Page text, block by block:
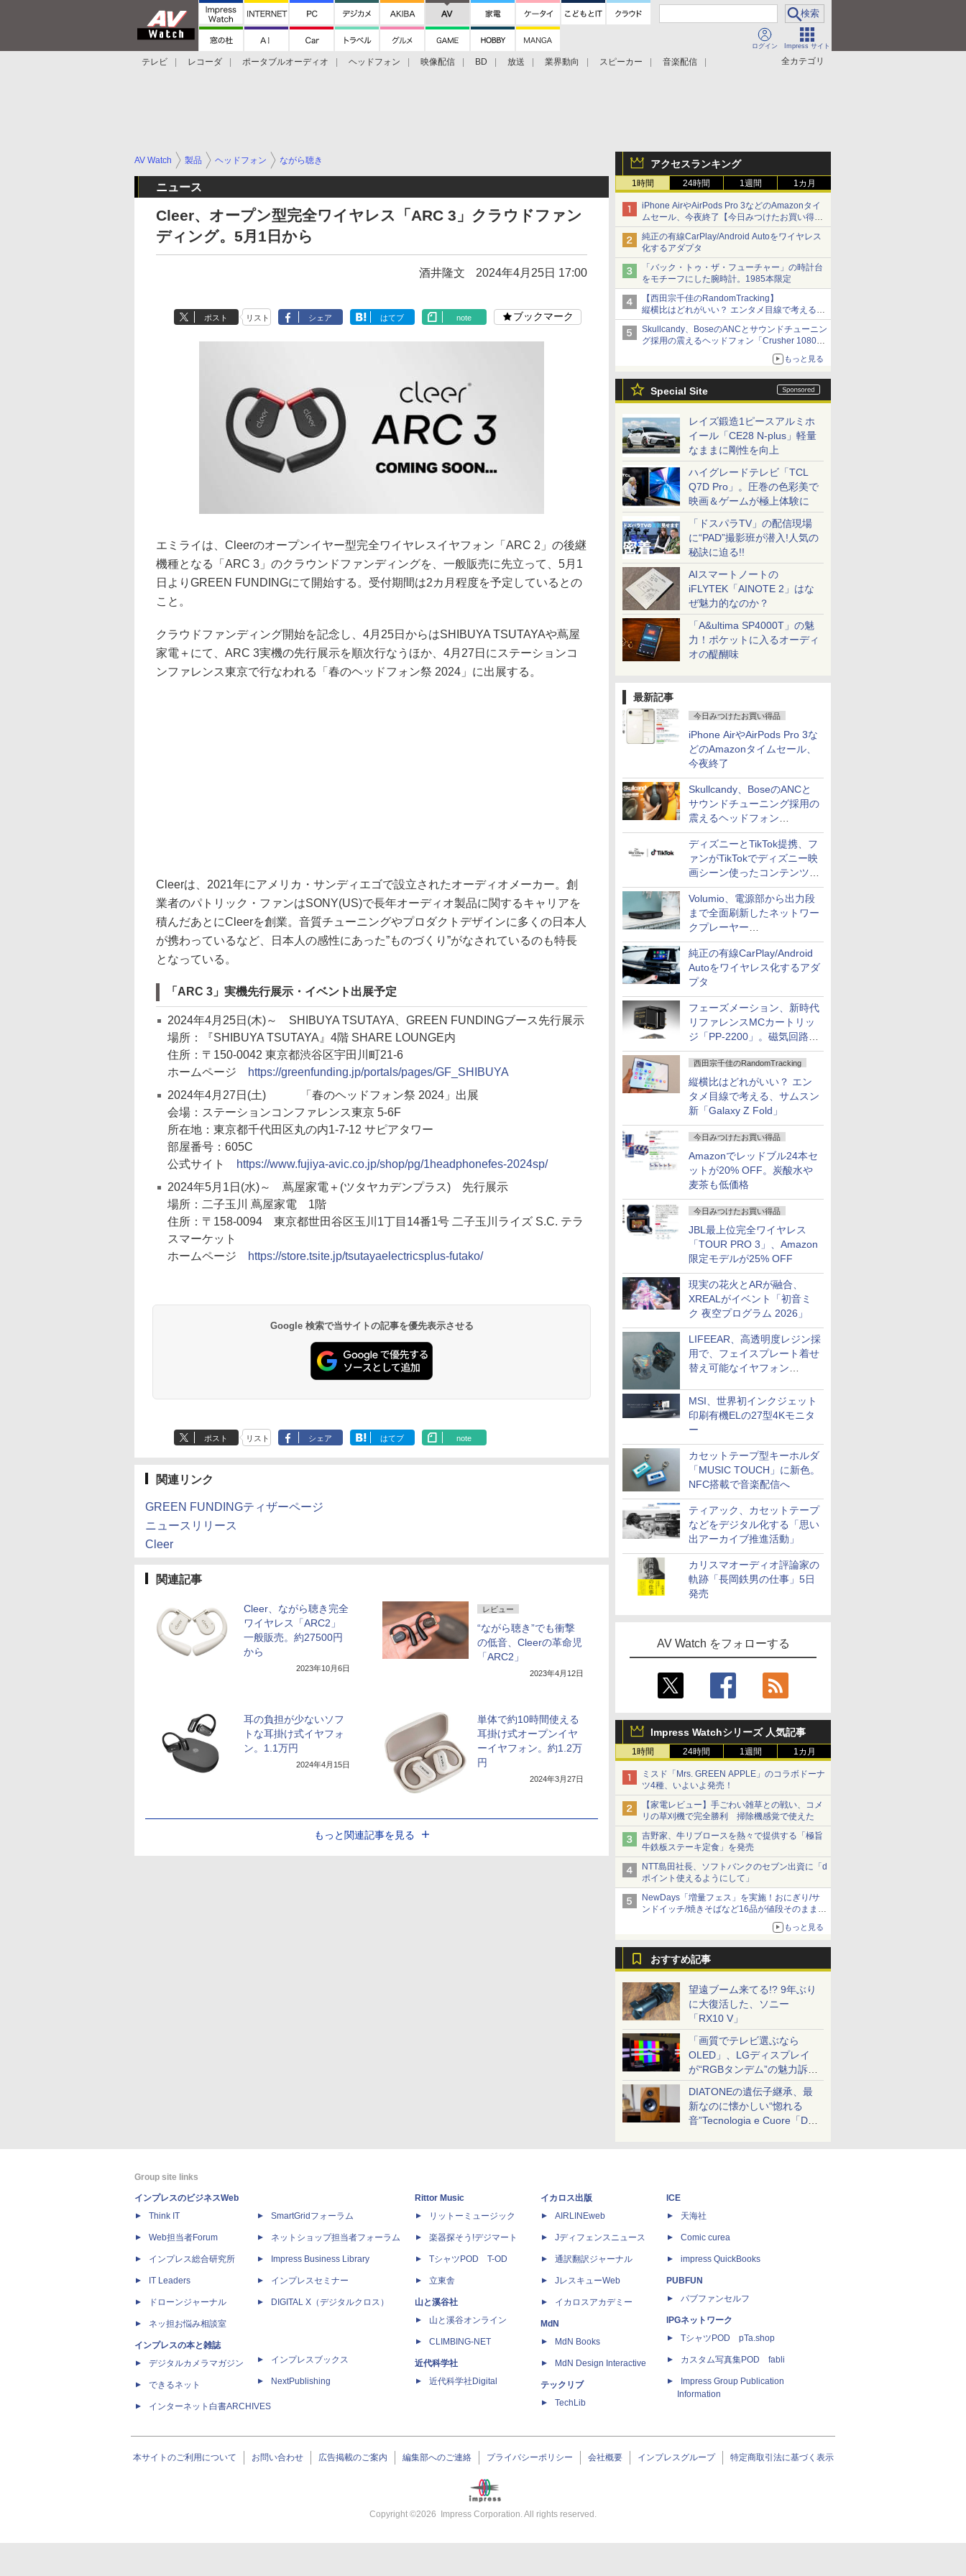
ログイン Impress サイト
全カテゴリ
テレビ レコーダ ポータブルオーディオ ヘッドフォン 映像配信 BD 放送 業界動向 スピーカー
音楽配信
アクセスランキング
1時間 24時間 1週間 1カ月
iPhone AirやAirPods Pro 3などのAmazonタイ
ムセール、今夜終了【今日みつけたお買い得
品】
純正の有線CarPlay/Android Autoをワイヤレス
化するアダプタ
「バック・トゥ・ザ・フューチャー」の時計台
をモチーフにした腕時計。1985本限定
【西田宗千佳のRandomTracking】
縦横比はどれがいい？ エンタメ目線で考える、
サムスン新「Galaxy Z Fold」
Skullcandy、BoseのANCとサウンドチューニン
グ採用の震えるヘッドフォン「Crusher 1080
もっと見る
Special Site
レイズ鍛造1ピースアルミホ
イール「CE28 N-plus」軽量
なままに剛性を向上
ハイグレードテレビ「TCL
Q7D Pro」。圧巻の色彩美で
映画＆ゲームが極上体験に
「ドスパラTV」の配信現場
に“PAD”撮影班が潜入!人気の
秘訣に迫る!!
AIスマートノートの
iFLYTEK「AINOTE 2」はな
ぜ魅力的なのか？
「A&ultima SP4000T」の魅
力！ポケットに入るオーディ
オの醍醐味
最新記事
今日みつけたお買い得品
iPhone AirやAirPods Pro 3な
どのAmazonタイムセール、
今夜終了
Skullcandy、BoseのANCと
サウンドチューニング採用の
震えるヘッドフォン
「Crusher 1080 ANC」
ディズニーとTikTok提携、フ
ァンがTikTokでディズニー映
画シーン使ったコンテンツ制
作、Disney+にも配信
Volumio、電源部から出力段
まで全面刷新したネットワー
クプレーヤー
「Primo（2026）」
純正の有線CarPlay/Android
Autoをワイヤレス化するアダ
プタ
フェーズメーション、新時代
リファレンスMCカートリッ
ジ「PP-2200」。磁気回路や
ハウジングを根本から見直し
西田宗千佳のRandomTracking
縦横比はどれがいい？ エン
タメ目線で考える、サムスン
新「Galaxy Z Fold」
今日みつけたお買い得品
Amazonでレッドブル24本セ
ットが20% OFF。炭酸水や
麦茶も低価格
今日みつけたお買い得品
JBL最上位完全ワイヤレス
「TOUR PRO 3」、Amazon
限定モデルが25% OFF
現実の花火とARが融合、
XREALがイベント「初音ミ
ク 夜空プログラム 2026」
LIFEEAR、高透明度レジン採
用で、フェイスプレート着せ
替え可能なイヤフォン
MSI、世界初インクジェット
印刷有機ELの27型4Kモニタ
ー
カセットテープ型キーホルダ
「MUSIC TOUCH」に新色。
NFC搭載で音楽配信へ
ティアック、カセットテープ
などをデジタル化する「思い
出アーカイブ推進活動」
カリスマオーディオ評論家の
軌跡「長岡鉄男の仕事」5日
発売
AV Watch をフォローする
Impress Watchシリーズ 人気記事
1時間 24時間 1週間 1カ月
ミスド「Mrs. GREEN APPLE」のコラボドーナ
ツ4種、いよいよ発売！
【家電レビュー】手ごわい雑草との戦い、コメ
リの草刈機で完全勝利 掃除機感覚で使えた
吉野家、牛リブロースを熱々で提供する「極旨
牛鉄板ステーキ定食」を発売
NTT島田社長、ソフトバンクのセブン出資に「d
ポイント使えるようにして」
NewDays「増量フェス」を実施！おにぎり/サ
ンドイッチ/焼きそばなど16品が値段そのままで
もっと見る
おすすめ記事
望遠ブーム来てる!? 9年ぶり
に大復活した、ソニー
「RX10 V」
「画質でテレビ選ぶなら
OLED」、LGディスプレイ
が“RGBタンデム”の魅力訴
求。液晶とのガチ比較も
DIATONEの遺伝子継承、最
新なのに懐かしい“惚れる
音”Tecnologia e Cuore「DS-
AV Watch 製品 ヘッドフォン ながら聴き
ニュース
Cleer、オープン型完全ワイヤレス「ARC 3」クラウドファン
ディング。5月1日から
酒井隆文 2024年4月25日 17:00
ポスト リスト シェア はてブ note ブックマーク
エミライは、Cleerのオープンイヤー型完全ワイヤレスイヤフォン「ARC 2」の後継
機種となる「ARC 3」のクラウンドファンディングを、一般販売に先立って、5月1
日よりGREEN FUNDINGにて開始する。受付期間は2カ月程度を予定しているとの
こと。
クラウドファンディング開始を記念し、4月25日からはSHIBUYA TSUTAYAや蔦屋
家電＋にて、ARC 3実機の先行展示を順次行なうほか、4月27日にステーションコ
ンファレンス東京で行なわれる「春のヘッドフォン祭 2024」に出展する。
Cleerは、2021年にアメリカ・サンディエゴで設立されたオーディオメーカー。創
業者のパトリック・ファンはSONY(US)で長年オーディオ製品に関するキャリアを
積んだあとにCleerを創業。音質チューニングやプロダクトデザインに多くの日本人
が携わっているなど、日本人の感性にあった”ものづくり”がなされているのも特長
となっている。
「ARC 3」実機先行展示・イベント出展予定
2024年4月25日(木)～ SHIBUYA TSUTAYA、GREEN FUNDINGブース先行展示
場所：『SHIBUYA TSUTAYA』4階 SHARE LOUNGE内
住所：〒150-0042 東京都渋谷区宇田川町21-6
ホームページ
https://greenfunding.jp/portals/pages/GF_SHIBUYA
2024年4月27日(土) 「春のヘッドフォン祭 2024」出展
会場：ステーションコンファレンス東京 5-6F
所在地：東京都千代田区丸の内1-7-12 サピアタワー
部屋番号：605C
公式サイト
https://www.fujiya-avic.co.jp/shop/pg/1headphonefes-2024sp/
2024年5月1日(水)～ 蔦屋家電＋(ツタヤカデンプラス) 先行展示
場所：二子玉川 蔦屋家電 1階
住所：〒158-0094 東京都世田谷区玉川1丁目14番1号 二子玉川ライズ S.C. テラ
スマーケット
ホームページ
https://store.tsite.jp/tsutayaelectricsplus-futako/
Google 検索で当サイトの記事を優先表示させる
ポスト リスト シェア はてブ note
関連リンク
GREEN FUNDINGティザーページ
ニュースリリース
Cleer
関連記事
Cleer、ながら聴き完全
ワイヤレス「ARC2」
一般販売。約27500円
から
2023年10月6日
レビュー
“ながら聴き”でも衝撃
の低音、Cleerの革命児
「ARC2」
2023年4月12日
耳の負担が少ないソフ
トな耳掛け式イヤフォ
ン。1.1万円
2024年4月15日
単体で約10時間使える
耳掛け式オープンイヤ
ーイヤフォン。約1.2万
円
2024年3月27日
もっと関連記事を見る
Group site links
インプレスのビジネスWeb
Think IT
Web担当者Forum
インプレス総合研究所
IT Leaders
ドローンジャーナル
ネッ担お悩み相談室
インプレスの本と雑誌
デジタルカメラマガジン
できるネット
インターネット白書ARCHIVES
SmartGridフォーラム
ネットショップ担当者フォーラム
Impress Business Library
インプレスセミナー
DIGITAL X（デジタルクロス）
インプレスブックス
NextPublishing
Rittor Music
リットーミュージック
楽器探そう!デジマート
TシャツPOD T-OD
立東舎
山と溪谷社
山と溪谷オンライン
CLIMBING-NET
近代科学社
近代科学社Digital
イカロス出版
AIRLINEweb
Jディフェンスニュース
通訳翻訳ジャーナル
JレスキューWeb
イカロスアカデミー
MdN
MdN Books
MdN Design Interactive
テックリブ
TechLib
ICE
天海社
Comic curea
impress QuickBooks
PUBFUN
パブファンセルフ
IPGネットワーク
TシャツPOD pTa.shop
カスタム写真集POD fabli
Impress Group Publication
Information
本サイトのご利用について お問い合わせ 広告掲載のご案内 編集部へのご連絡 プライバシーポリシー 会社概要 インプレスグループ 特定商取引法に基づく表示
Copyright ©2026 Impress Corporation. All rights reserved.